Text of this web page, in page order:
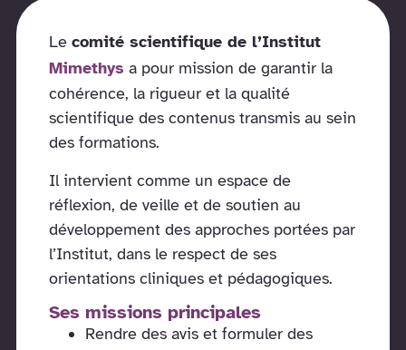
Le comité scientifique de l’Institut
Mimethys a pour mission de garantir la
cohérence, la rigueur et la qualité
scientifique des contenus transmis au sein
des formations.
Il intervient comme un espace de
réflexion, de veille et de soutien au
développement des approches portées par
l’Institut, dans le respect de ses
orientations cliniques et pédagogiques.
Ses missions principales
Rendre des avis et formuler des